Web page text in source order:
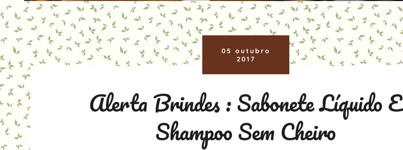
05 outubro
2017
Alerta Brindes : Sabonete Líquido E
Shampoo Sem Cheiro